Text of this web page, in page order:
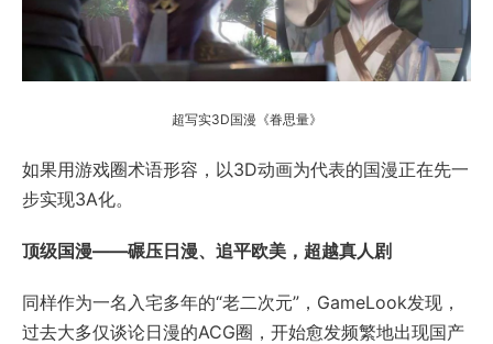
超写实3D国漫《眷思量》
如果用游戏圈术语形容，以3D动画为代表的国漫正在先一
步实现3A化。
顶级国漫——碾压日漫、追平欧美，超越真人剧
同样作为一名入宅多年的“老二次元”，GameLook发现，
过去大多仅谈论日漫的ACG圈，开始愈发频繁地出现国产